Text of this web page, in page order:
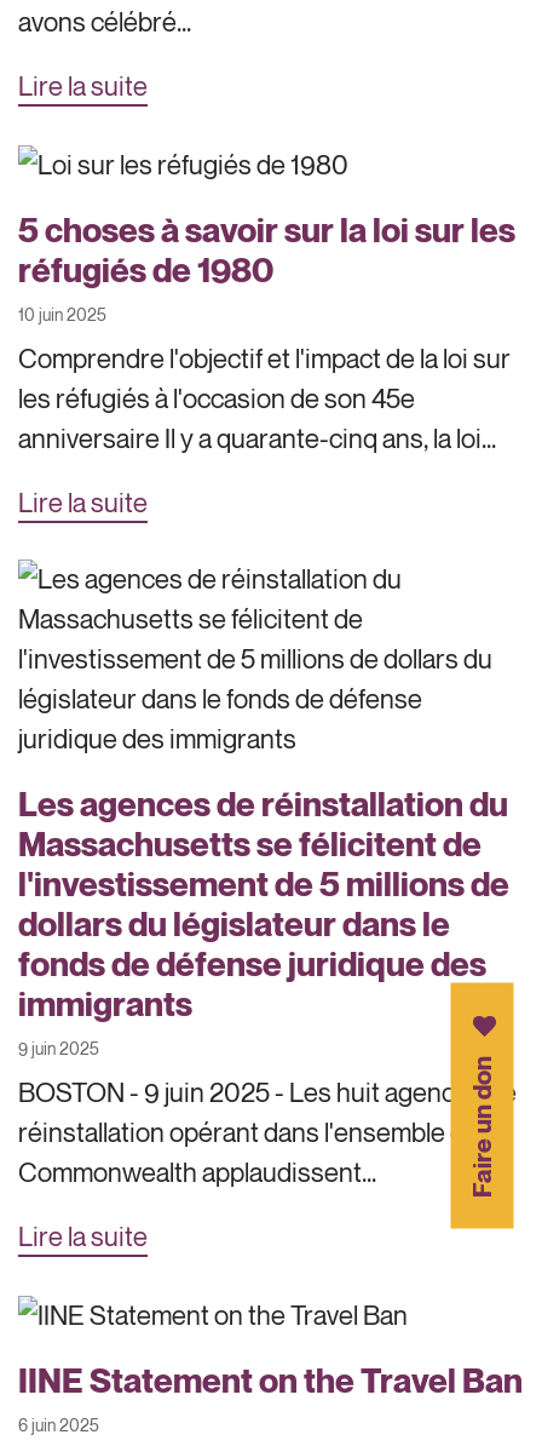
avons célébré...
Lire la suite
5 choses à savoir sur la loi sur les
réfugiés de 1980
10 juin 2025
Comprendre l'objectif et l'impact de la loi sur
les réfugiés à l'occasion de son 45e
anniversaire Il y a quarante-cinq ans, la loi...
Lire la suite
Les agences de réinstallation du
Massachusetts se félicitent de
l'investissement de 5 millions de
dollars du législateur dans le
fonds de défense juridique des
immigrants
9 juin 2025
BOSTON - 9 juin 2025 - Les huit agences de
réinstallation opérant dans l'ensemble du
Commonwealth applaudissent...
Lire la suite
IINE Statement on the Travel Ban
6 juin 2025
Faire un don